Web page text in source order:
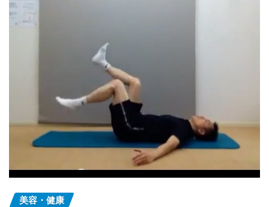
美容・健康